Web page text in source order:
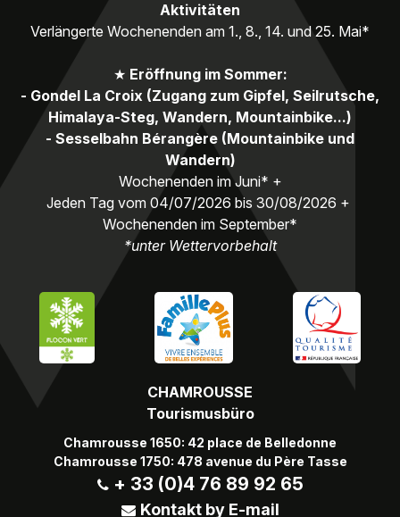
Buch 130 Jahre Gebirgstruppen - 35€
Mehr Information
Mehr Information